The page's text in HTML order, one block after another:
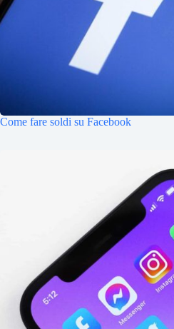
Come fare soldi su Facebook